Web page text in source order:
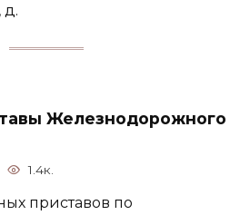
д.
Железнодорожного
1.4к.
приставов по